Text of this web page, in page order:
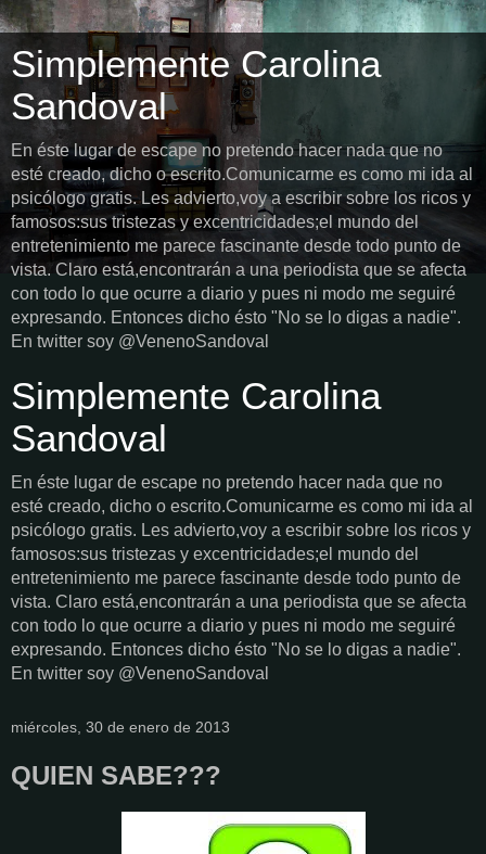
Simplemente Carolina
Sandoval
En éste lugar de escape no pretendo hacer nada que no
esté creado, dicho o escrito.Comunicarme es como mi ida al
psicólogo gratis. Les advierto,voy a escribir sobre los ricos y
famosos:sus tristezas y excentricidades;el mundo del
entretenimiento me parece fascinante desde todo punto de
vista. Claro está,encontrarán a una periodista que se afecta
con todo lo que ocurre a diario y pues ni modo me seguiré
expresando. Entonces dicho ésto "No se lo digas a nadie".
En twitter soy @VenenoSandoval
Simplemente Carolina
Sandoval
En éste lugar de escape no pretendo hacer nada que no
esté creado, dicho o escrito.Comunicarme es como mi ida al
psicólogo gratis. Les advierto,voy a escribir sobre los ricos y
famosos:sus tristezas y excentricidades;el mundo del
entretenimiento me parece fascinante desde todo punto de
vista. Claro está,encontrarán a una periodista que se afecta
con todo lo que ocurre a diario y pues ni modo me seguiré
expresando. Entonces dicho ésto "No se lo digas a nadie".
En twitter soy @VenenoSandoval
miércoles, 30 de enero de 2013
QUIEN SABE???